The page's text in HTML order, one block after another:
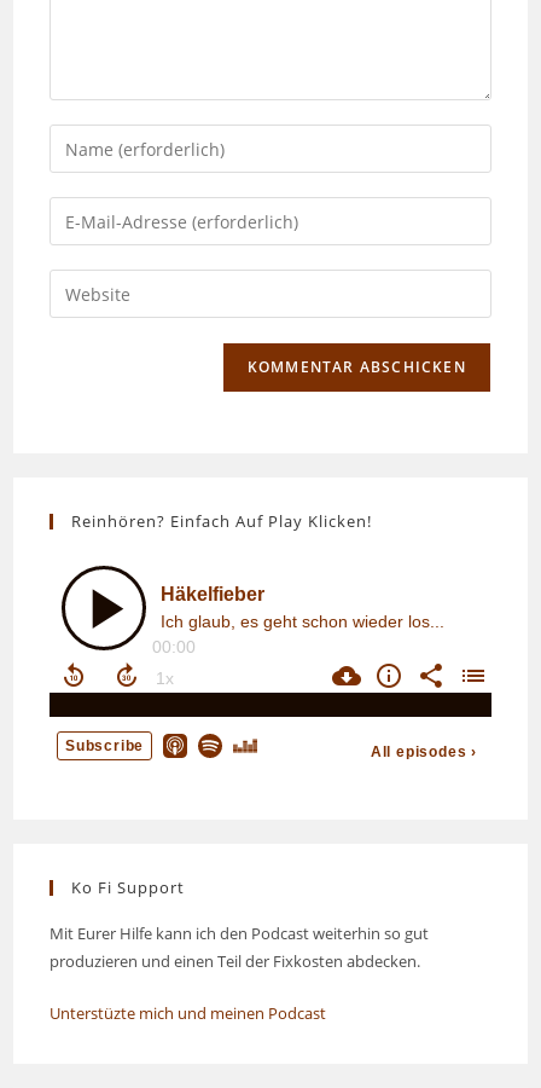
Gib
deinen
Namen
oder
zum
Kommentieren
Gib
deine
E-
Mail-
Gib
deine
Reinhören? Einfach Auf Play Klicken!
Ko Fi Support
Mit Eurer Hilfe kann ich den Podcast weiterhin so gut
produzieren und einen Teil der Fixkosten abdecken.
Unterstüzte mich und meinen Podcast